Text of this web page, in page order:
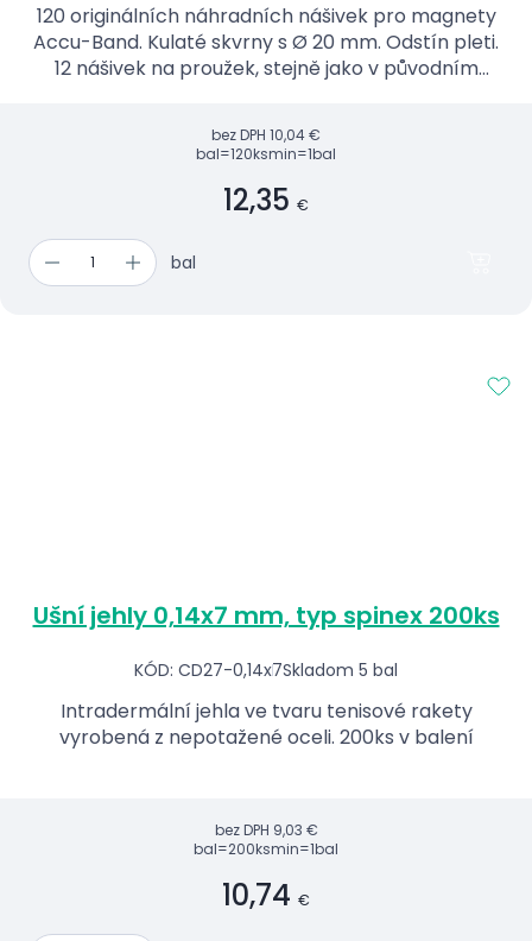
120 originálních náhradních nášivek pro magnety
Accu-Band. Kulaté skvrny s Ø 20 mm. Odstín pleti.
12 nášivek na proužek, stejně jako v původním
bez DPH 10,04 €
bal=120ksmin=1bal
12,35 €
bal
Ušní jehly 0,14x7 mm, typ spinex 200ks
KÓD: CD27-0,14x7Skladom 5 bal
Intradermální jehla ve tvaru tenisové rakety
vyrobená z nepotažené oceli. 200ks v balení
bez DPH 9,03 €
bal=200ksmin=1bal
10,74 €